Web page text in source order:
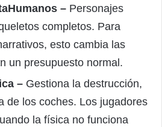
– Personajes
completos. Para
esto cambia las
un presupuesto normal.
– Gestiona la destrucción,
de los coches. Los jugadores
la física no funciona